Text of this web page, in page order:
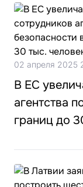
02 апреля 2025
В ЕС
агентства
границ до